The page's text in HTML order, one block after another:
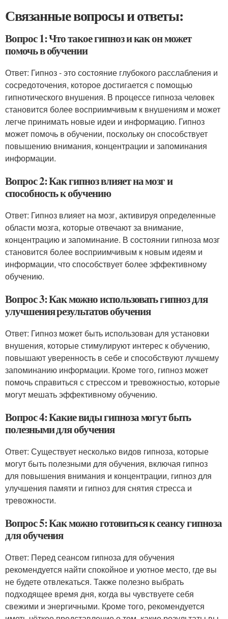
Связанные вопросы и ответы:
Вопрос 1: Что такое гипноз и как он может
помочь в обучении
Ответ: Гипноз - это состояние глубокого расслабления и
сосредоточения, которое достигается с помощью
гипнотического внушения. В процессе гипноза человек
становится более восприимчивым к внушениям и может
легче принимать новые идеи и информацию. Гипноз
может помочь в обучении, поскольку он способствует
повышению внимания, концентрации и запоминания
информации.
Вопрос 2: Как гипноз влияет на мозг и
способность к обучению
Ответ: Гипноз влияет на мозг, активируя определенные
области мозга, которые отвечают за внимание,
концентрацию и запоминание. В состоянии гипноза мозг
становится более восприимчивым к новым идеям и
информации, что способствует более эффективному
обучению.
Вопрос 3: Как можно использовать гипноз для
улучшения результатов обучения
Ответ: Гипноз может быть использован для установки
внушения, которые стимулируют интерес к обучению,
повышают уверенность в себе и способствуют лучшему
запоминанию информации. Кроме того, гипноз может
помочь справиться с стрессом и тревожностью, которые
могут мешать эффективному обучению.
Вопрос 4: Какие виды гипноза могут быть
полезными для обучения
Ответ: Существует несколько видов гипноза, которые
могут быть полезными для обучения, включая гипноз
для повышения внимания и концентрации, гипноз для
улучшения памяти и гипноз для снятия стресса и
тревожности.
Вопрос 5: Как можно готовиться к сеансу гипноза
для обучения
Ответ: Перед сеансом гипноза для обучения
рекомендуется найти спокойное и уютное место, где вы
не будете отвлекаться. Также полезно выбрать
подходящее время дня, когда вы чувствуете себя
свежими и энергичными. Кроме того, рекомендуется